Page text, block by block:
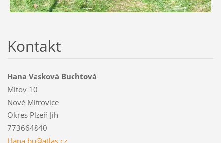
Kontakt
Hana Vasková Buchtová
Mítov 10
Nové Mitrovice
Okres Plzeň Jih
773664840
Hana.bu@atlas.cz